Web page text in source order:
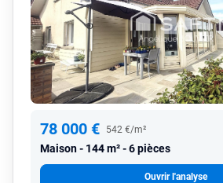
78 000 € 542 €/m²
Maison 144 m² - 6 pièces
Ouvrir l'analyse